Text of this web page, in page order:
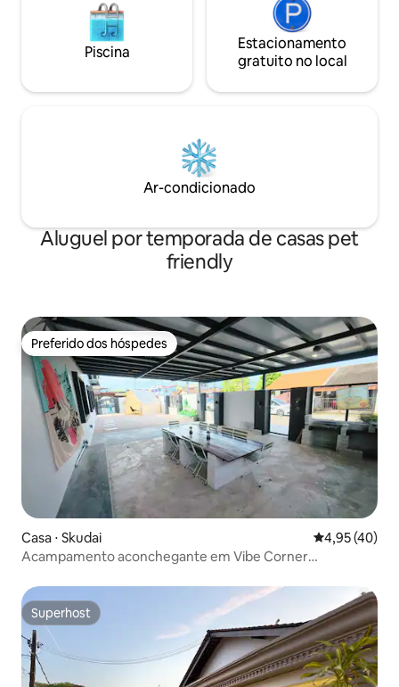
Piscina
Estacionamento
gratuito no local
Ar-condicionado
Aluguel por temporada de casas pet
friendly
Preferido dos hóspedes
Preferido dos hóspedes
Casa ⋅ Skudai 4,95 de uma
4,95 (40)
Acampamento aconchegante em Vibe Corner
Superhost
Superhost